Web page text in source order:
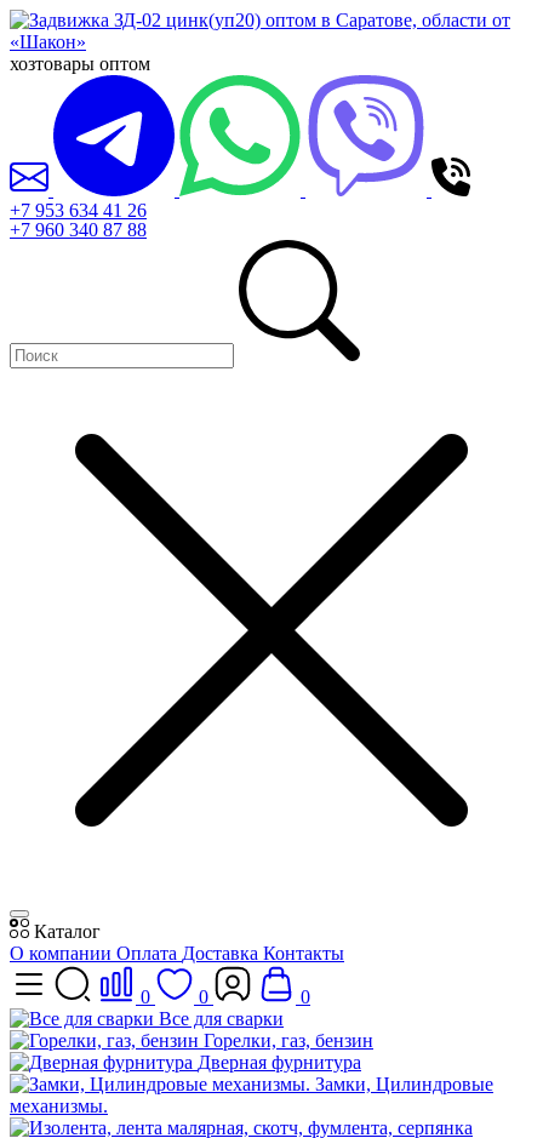
хозтовары оптом
+7 953 634 41 26
+7 960 340 87 88
Каталог
О компании Оплата Доставка Контакты
0 0
0
Все для сварки
Горелки, газ, бензин
Дверная фурнитура
Замки, Цилиндровые
механизмы.